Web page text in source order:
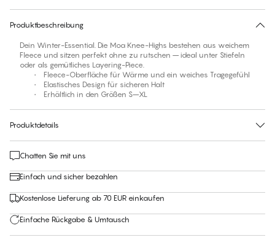
Produktbeschreibung
Dein Winter-Essential. Die Moa Knee-Highs bestehen aus weichem
Fleece und sitzen perfekt ohne zu rutschen – ideal unter Stiefeln
oder als gemütliches Layering-Piece.
• Fleece-Oberfläche für Wärme und ein weiches Tragegefühl
• Elastisches Design für sicheren Halt
• Erhältlich in den Größen S–XL
Produktdetails
Chatten Sie mit uns
Einfach und sicher bezahlen
Kostenlose Lieferung ab 70 EUR einkaufen
Einfache Rückgabe & Umtausch